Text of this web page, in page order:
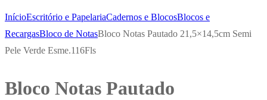
InícioEscritório e PapelariaCadernos e BlocosBlocos e
RecargasBloco de NotasBloco Notas Pautado 21,5×14,5cm Semi
Pele Verde Esme.116Fls
Bloco Notas Pautado